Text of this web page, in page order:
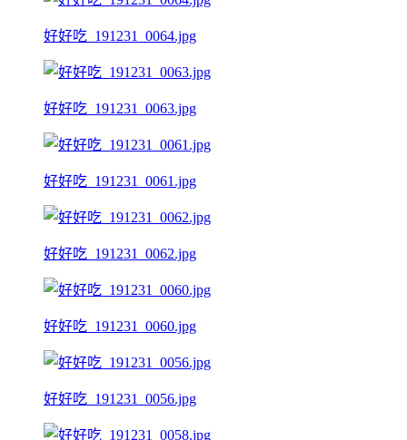
好好吃_191231_0064.jpg
好好吃_191231_0063.jpg
好好吃_191231_0061.jpg
好好吃_191231_0062.jpg
好好吃_191231_0060.jpg
好好吃_191231_0056.jpg